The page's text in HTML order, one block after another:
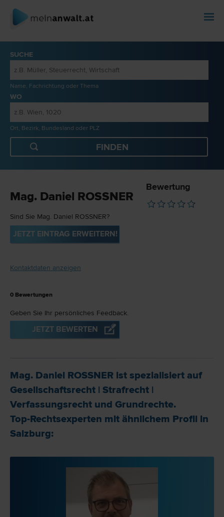
SUCHE
Name, Fachrichtung oder Thema
WO
Ort, Bezirk, Bundesland oder PLZ
Mag. Daniel ROSSNER
Sind Sie Mag. Daniel ROSSNER?
JETZT EINTRAG ERWEITERN!
Kontaktdaten anzeigen
Bewertung
0 Bewertungen
Geben Sie Ihr persönliches Feedback.
JETZT BEWERTEN
Mag. Daniel ROSSNER ist spezialisiert auf
Gesellschafts­recht | Straf­recht |
Verfassungs­recht und Grund­rechte.
Top-Rechtsexperten mit ähnlichem Profil in
Salzburg: